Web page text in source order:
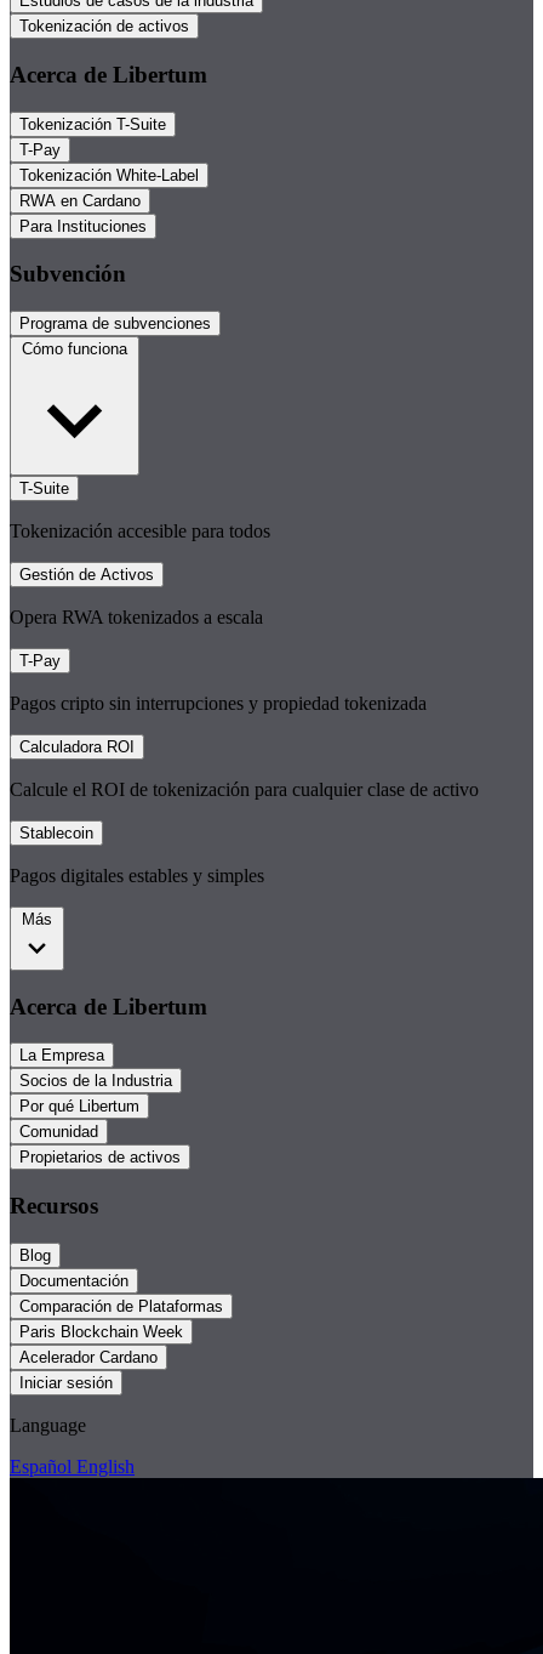
Tokenización de activos
Acerca de Libertum
Tokenización T-Suite
T-Pay
Tokenización White-Label
RWA en Cardano
Para Instituciones
Subvención
Programa de subvenciones
Cómo funciona
T-Suite
Tokenización accesible para todos
Gestión de Activos
Opera RWA tokenizados a escala
T-Pay
Pagos cripto sin interrupciones y propiedad tokenizada
Calculadora ROI
Calcule el ROI de tokenización para cualquier clase de activo
Stablecoin
Pagos digitales estables y simples
Más
Acerca de Libertum
La Empresa
Socios de la Industria
Por qué Libertum
Comunidad
Propietarios de activos
Recursos
Blog
Documentación
Comparación de Plataformas
Paris Blockchain Week
Acelerador Cardano
Iniciar sesión
Language
Español English